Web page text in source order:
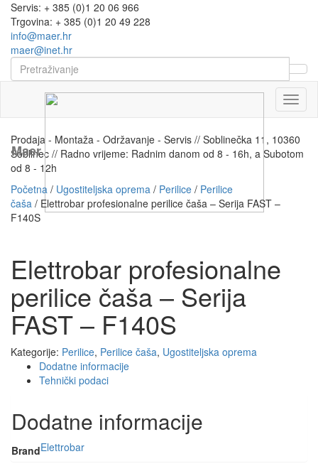
Servis: + 385 (0)1 20 06 966
Trgovina: + 385 (0)1 20 49 228
info@maer.hr
maer@inet.hr
Maer
Prodaja - Montaža - Održavanje - Servis // Soblinečka 11, 10360
Soblinec // Radno vrijeme: Radnim danom od 8 - 16h, a Subotom
od 8 - 12h
Početna / Ugostiteljska oprema / Perilice / Perilice
čaša / Elettrobar profesionalne perilice čaša – Serija FAST –
F140S
Elettrobar profesionalne
perilice čaša – Serija
FAST – F140S
Kategorije: Perilice, Perilice čaša, Ugostiteljska oprema
Dodatne informacije
Tehnički podaci
Dodatne informacije
BrandElettrobar